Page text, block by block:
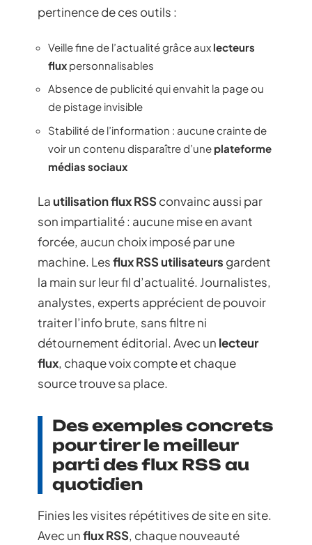
pertinence de ces outils :
Veille fine de l’actualité grâce aux lecteurs
flux personnalisables
Absence de publicité qui envahit la page ou
de pistage invisible
Stabilité de l’information : aucune crainte de
voir un contenu disparaître d’une plateforme
médias sociaux
Lautilisation flux RSSconvainc aussi par
son impartialité : aucune mise en avant
forcée, aucun choix imposé par une
machine. Lesflux RSS utilisateurs gardent
la main sur leur fil d’actualité. Journalistes,
analystes, experts apprécient de pouvoir
traiter l’info brute, sans filtre ni
détournement éditorial. Avec un lecteur
flux, chaque voix compte et chaque
source trouve sa place.
Des exemples concrets
pour tirer le meilleur
parti des flux RSS au
quotidien
Finies les visites répétitives de site en site.
Avec unflux RSS, chaque nouveauté